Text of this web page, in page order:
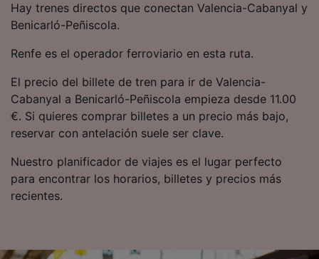
Hay trenes directos que conectan Valencia-Cabanyal y
Benicarló-Peñiscola.
Renfe es el operador ferroviario en esta ruta.
El precio del billete de tren para ir de Valencia-
Cabanyal a Benicarló-Peñiscola empieza desde 11.00
€. Si quieres comprar billetes a un precio más bajo,
reservar con antelación suele ser clave.
Nuestro planificador de viajes es el lugar perfecto
para encontrar los horarios, billetes y precios más
recientes.